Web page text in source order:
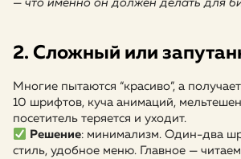
— что именно он должен делать для
2. Сложный или
Многие пытаются “красиво”, а
10 шрифтов, куча анимаций,
посетитель теряется и уходит.
Решение: минимализм. Один-два
стиль, удобное меню. Главное —